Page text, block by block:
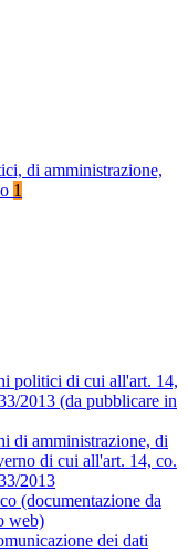
di amministrazione,
1
politici di cui all'art. 14,
2013 (da pubblicare in
di amministrazione, di
di cui all'art. 14, co.
2013
(documentazione da
web)
dei dati